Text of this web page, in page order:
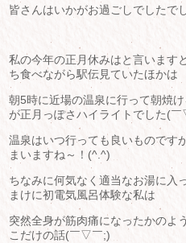
皆さんはいかがお過ごしでしたで
私の今年の正月休みはと言います
ち食べながら駅伝見ていたほかは
朝5時に近場の温泉に行って朝焼
が正月っぽさハイライトでした(
温泉はいつ行っても良いものです
まいますね～！(^.^)
ちなみに何気なく適当なお湯に入
まけに初電気風呂体験な私は
突然全身が筋肉痛になったかのよ
こだけの話(￣▽￣;)